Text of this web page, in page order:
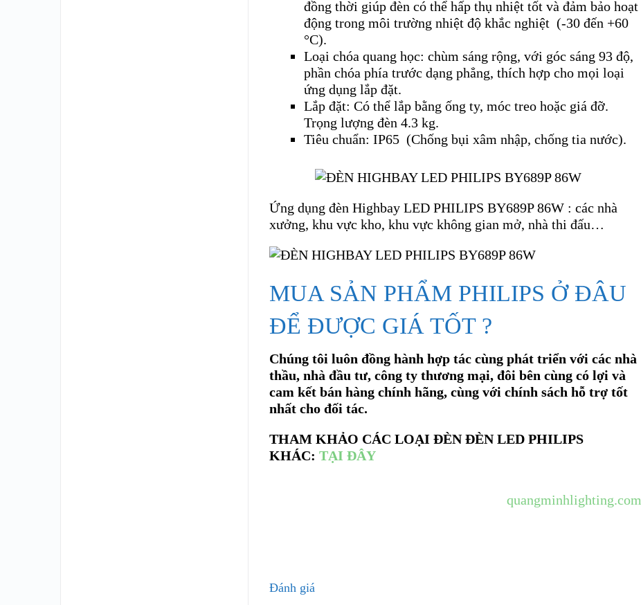
đồng thời giúp đèn có thể hấp thụ nhiệt tốt và đảm bảo hoạt
động trong môi trường nhiệt độ khắc nghiệt (-30 đến +60
°C).
Loại chóa quang học: chùm sáng rộng, với góc sáng 93 độ,
phần chóa phía trước dạng phẳng, thích hợp cho mọi loại
ứng dụng lắp đặt.
Lắp đặt: Có thể lắp bằng ống ty, móc treo hoặc giá đỡ.
Trọng lượng đèn 4.3 kg.
Tiêu chuẩn: IP65 (Chống bụi xâm nhập, chống tia nước).
Ứng dụng đèn Highbay LED PHILIPS BY689P 86W : các nhà
xưởng, khu vực kho, khu vực không gian mở, nhà thi đấu…
MUA SẢN PHẨM PHILIPS Ở ĐÂU
ĐỂ ĐƯỢC GIÁ TỐT ?
Chúng tôi luôn đồng hành hợp tác cùng phát triển với các nhà
thầu, nhà đầu tư, công ty thương mại, đôi bên cùng có lợi và
cam kết bán hàng chính hãng, cùng với chính sách hỗ trợ tốt
nhất cho đối tác.
THAM KHẢO CÁC LOẠI ĐÈN ĐÈN LED PHILIPS
KHÁC:TẠI ĐÂY
quangminhlighting.com
Đánh giá